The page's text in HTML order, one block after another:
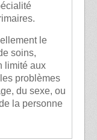
le
soins,
limité aux
problèmes
du sexe, ou
la personne